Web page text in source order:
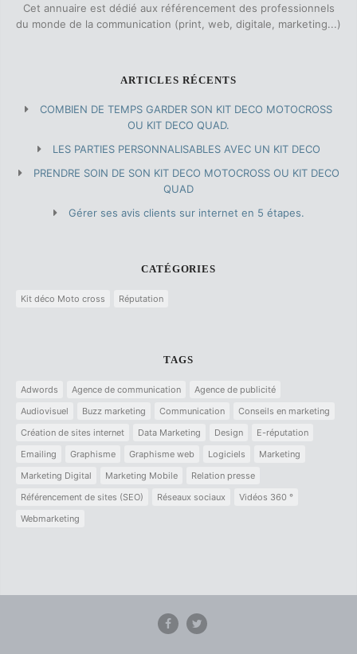
Cet annuaire est dédié aux référencement des professionnels
du monde de la communication (print, web, digitale, marketing...)
ARTICLES RÉCENTS
COMBIEN DE TEMPS GARDER SON KIT DECO MOTOCROSS
OU KIT DECO QUAD.
LES PARTIES PERSONNALISABLES AVEC UN KIT DECO
PRENDRE SOIN DE SON KIT DECO MOTOCROSS OU KIT DECO
QUAD
Gérer ses avis clients sur internet en 5 étapes.
CATÉGORIES
Kit déco Moto cross Réputation
TAGS
Adwords Agence de communication
Agence de publicité
Audiovisuel
Buzz marketing Communication
Conseils en marketing
Création de sites internet
Data Marketing Design
E-réputation
Emailing
Graphisme Graphisme web Logiciels
Marketing
Marketing Digital
Marketing Mobile
Relation presse
Référencement de sites (SEO)
Réseaux sociaux
Vidéos 360 °
Webmarketing